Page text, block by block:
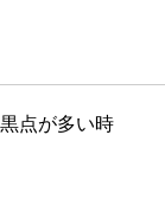
点が多い時